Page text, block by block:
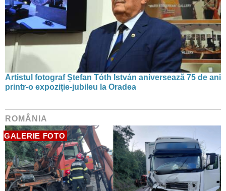
Artistul fotograf Ștefan Tóth István aniversează 75 de ani
printr-o expoziție-jubileu la Oradea
ROMÂNIA
GALERIE FOTO